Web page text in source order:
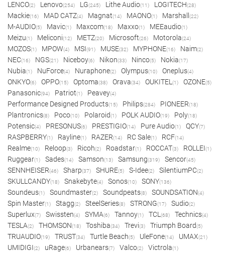
LENCO(2) Lenovo(254) LG(245) Lithe Audio(11) LOGITECH(28)
Mackie(16) MAD CATZ(4) Magnat(14) MAONO(1) Marshall (22)
M-AUDIO(5) Mavic(1) Maxcom(18) Maxxo(1) MEEaudio(1)
Meizu(1) Meliconi(12) METZ(20) Microsoft(26) Motorola(24)
MOZOS(1) MPOW(4) MSI(91) MUSE(32) MYPHONE(16) Naim(2)
NEC(16) NGS(21) Niceboy(6) Nikon(33) Ninco(5) Nokia(17)
Nubia(1) NuForce(4) Nuraphone(2) Olympus(10) Oneplus(4)
ONKYO(6) OPPO(15) Optoma(38) Orava(34) OUKITEL (1) OZONE(5)
Panasonic(94) Patriot(1) Peavey(4)
Performance Designed Products(15) Philips(284) PIONEER(18)
Plantronics(8) Poco(10) Polaroid(1) POLK AUDIO(19) Poly(18)
Potensic(4) PRESONUS(6) PRESTIGIO(14) Pure Audio(1) QCY(7)
RASPBERRY(1) Rayline(1) RAZER(14) RC Sale(1) RCF(14)
Realme(10) Reloop(3) Ricoh(2) Roadstar(1) ROCCAT(3) ROLLEI(1)
Ruggear(1) Sades(14) Samson(13) Samsung(319) Sencor(45)
SENNHEISER(46) Sharp(37) SHURE(5) S-Idee(2) SilentiumPC(2)
SKULLCANDY(18) Snakebyte(4) Sonos(10) SONY(136)
Soundeus(1) Soundmaster(2) Soundpeats(8) SOUNDSATION(4)
Spin Master(1) Stagg(2) SteelSeries(8) STRONG(17) Sudio(2)
Superlux(7) Swissten(4) SYMA(6) Tannoy(1) TCL (68) Technics(4)
TESLA(2) THOMSON(18) Toshiba(34) Trevi(3) Triumph Board(5)
TRUAUDIO(19) TRUST(34) Turtle Beach(5) UleFone(14) UMAX(21)
UMIDIGI(2) uRage(6) Urbanears(7) Valco(2) Victrola(1)